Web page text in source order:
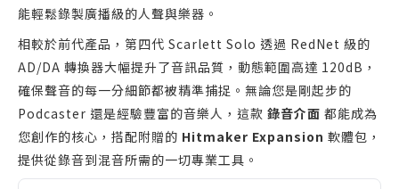
能輕鬆錄製廣播級的人聲與樂器。
相較於前代產品，第四代 Scarlett Solo 透過 RedNet 級的
AD/DA 轉換器大幅提升了音訊品質，動態範圍高達 120dB，
確保聲音的每一分細節都被精準捕捉。無論您是剛起步的
Podcaster 還是經驗豐富的音樂人，這款 錄音介面 都能成為
您創作的核心，搭配附贈的 Hitmaker Expansion 軟體包，
提供從錄音到混音所需的一切專業工具。